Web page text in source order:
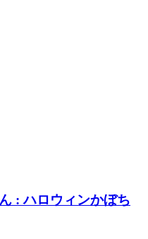
: ハロウィンかぼち